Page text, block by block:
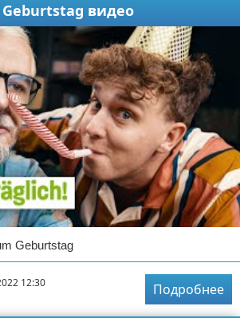
видео
Geburtstag
12:30
Подробнее